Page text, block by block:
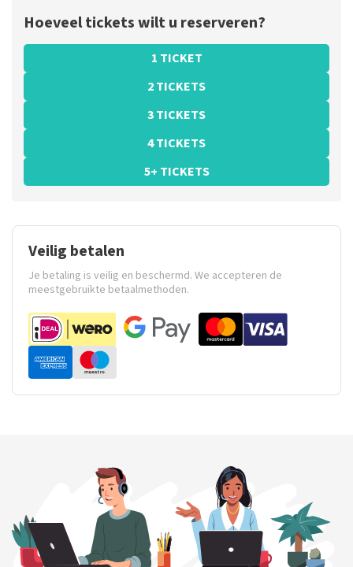
Hoeveel tickets wilt u reserveren?
1 TICKET
2 TICKETS
3 TICKETS
4 TICKETS
5+ TICKETS
Veilig betalen
Je betaling is veilig en beschermd. We accepteren de
meestgebruikte betaalmethoden.